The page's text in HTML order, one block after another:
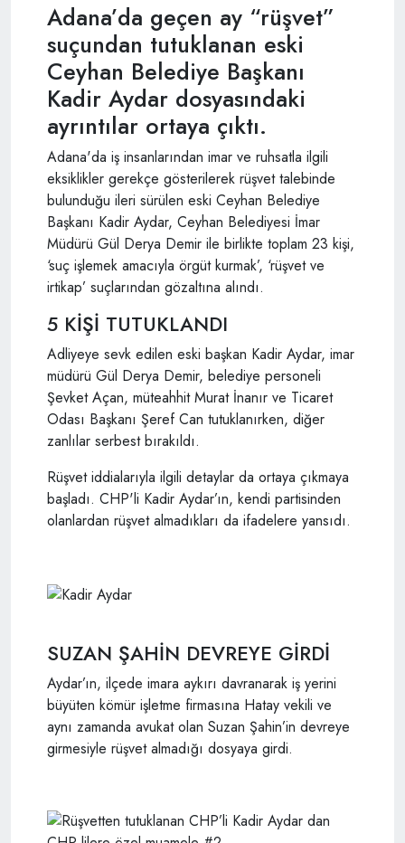
Adana’da geçen ay “rüşvet”
suçundan tutuklanan eski
Ceyhan Belediye Başkanı
Kadir Aydar dosyasındaki
ayrıntılar ortaya çıktı.
Adana'da iş insanlarından imar ve ruhsatla ilgili
eksiklikler gerekçe gösterilerek rüşvet talebinde
bulunduğu ileri sürülen eski Ceyhan Belediye
Başkanı Kadir Aydar, Ceyhan Belediyesi İmar
Müdürü Gül Derya Demir ile birlikte toplam 23 kişi,
‘suç işlemek amacıyla örgüt kurmak’, ‘rüşvet ve
irtikap’ suçlarından gözaltına alındı.
5 KİŞİ TUTUKLANDI
Adliyeye sevk edilen eski başkan Kadir Aydar, imar
müdürü Gül Derya Demir, belediye personeli
Şevket Açan, müteahhit Murat İnanır ve Ticaret
Odası Başkanı Şeref Can tutuklanırken, diğer
zanlılar serbest bırakıldı.
Rüşvet iddialarıyla ilgili detaylar da ortaya çıkmaya
başladı. CHP'li Kadir Aydar’ın, kendi partisinden
olanlardan rüşvet almadıkları da ifadelere yansıdı.
SUZAN ŞAHİN DEVREYE GİRDİ
Aydar’ın, ilçede imara aykırı davranarak iş yerini
büyüten kömür işletme firmasına Hatay vekili ve
aynı zamanda avukat olan Suzan Şahin’in devreye
girmesiyle rüşvet almadığı dosyaya girdi.